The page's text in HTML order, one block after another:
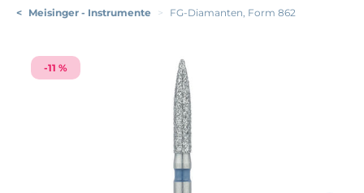
< Meisinger - Instrumente > FG-Diamanten, Form 862
-11 %